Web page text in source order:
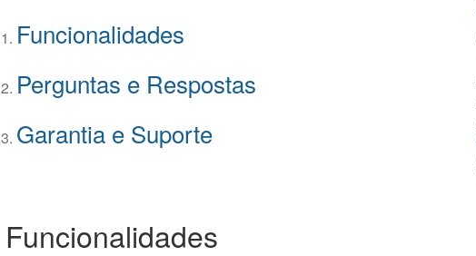
Funcionalidades
Perguntas e Respostas
Garantia e Suporte